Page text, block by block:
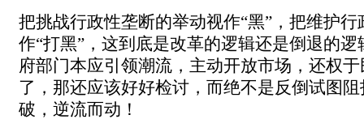
把挑战行政性垄断的举动视作“黑”，把维护
作“打黑”，这到底是改革的逻辑还是倒退的
府部门本应引领潮流，主动开放市场，还权
了，那还应该好好检讨，而绝不是反倒试图
破，逆流而动！